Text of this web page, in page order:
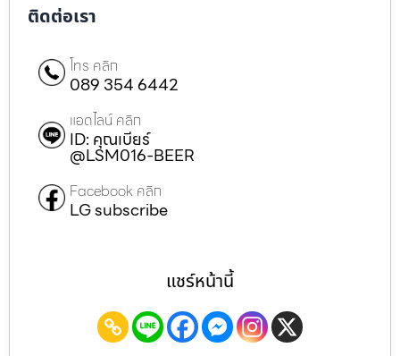
ติดต่อเรา
โทร คลิก
089 354 6442
แอดไลน์ คลิก
ID: คุณเบียร์
@LSM016-BEER
Facebook คลิก
LG subscribe
แชร์หน้านี้